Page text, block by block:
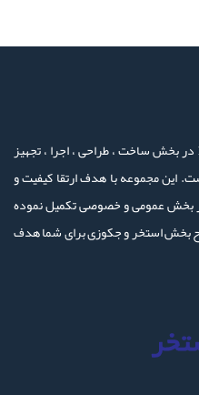
فعالیت مجموعه آکام استخر از سال 1390 در بخش ساخت ، طراحی ، اجرا ، تجهیز
این مجموعه با هدف ارتقا کیفیت و
بخش عمومی و خصوصی تکمیل نموده
بخش استخر و جکوزی برای شما هدف